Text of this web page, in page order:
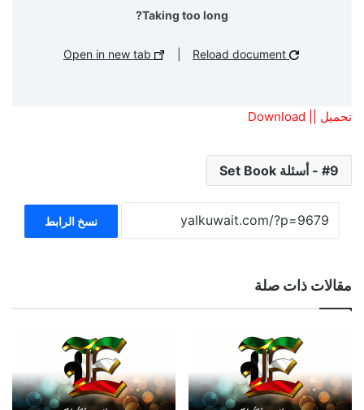
Taking too long?
تحميل || Download
9 - أسئلة Set Book
نسخ الرابط
مقالات ذات صلة